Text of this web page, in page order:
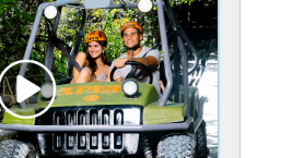
parques temáticos
Xenses